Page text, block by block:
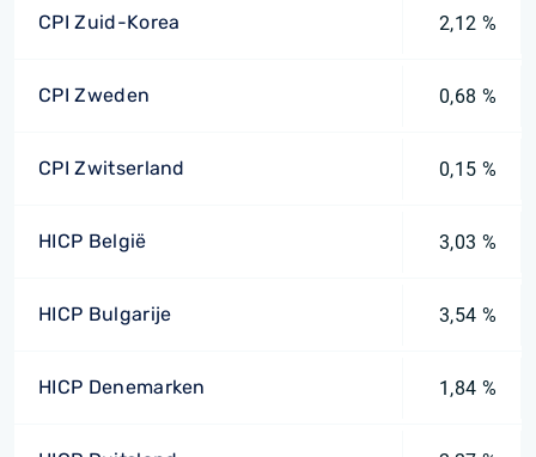
CPI Zuid-Korea 2,12 %
CPI Zweden 0,68 %
CPI Zwitserland 0,15 %
HICP België 3,03 %
HICP Bulgarije 3,54 %
HICP Denemarken 1,84 %